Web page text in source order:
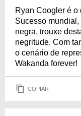
Ryan Coogler é o
Sucesso
negra, trouxe
negritude. Com
o cenário de
Wakanda forever!
COPIAR